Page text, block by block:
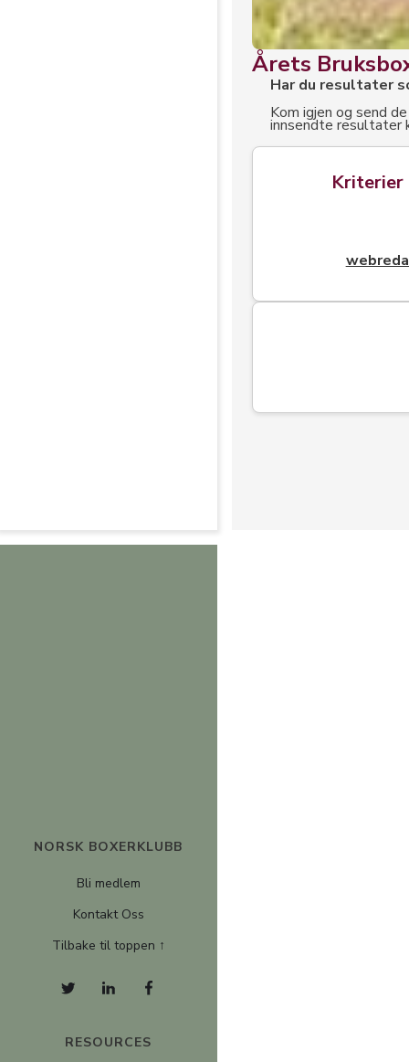
Årets
Har du resultater
Kom igjen og send
innsendte resultater
Kriterier
NORSK BOXERKLUBB
Bli medlem
Kontakt Oss
Tilbake til toppen ↑
RESOURCES